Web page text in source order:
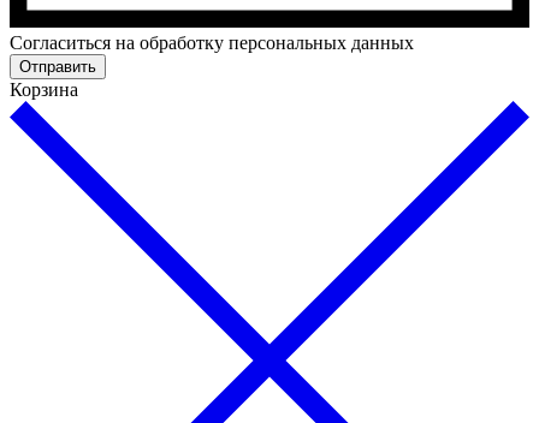
Cогласиться на обработку персональных данных
Отправить
Корзина